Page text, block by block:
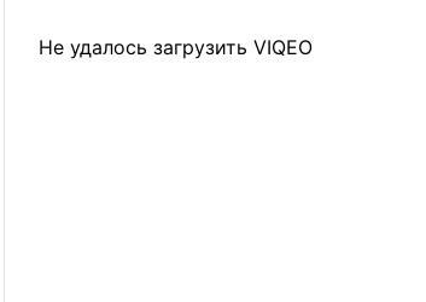
Не удалось загрузить VIQEO